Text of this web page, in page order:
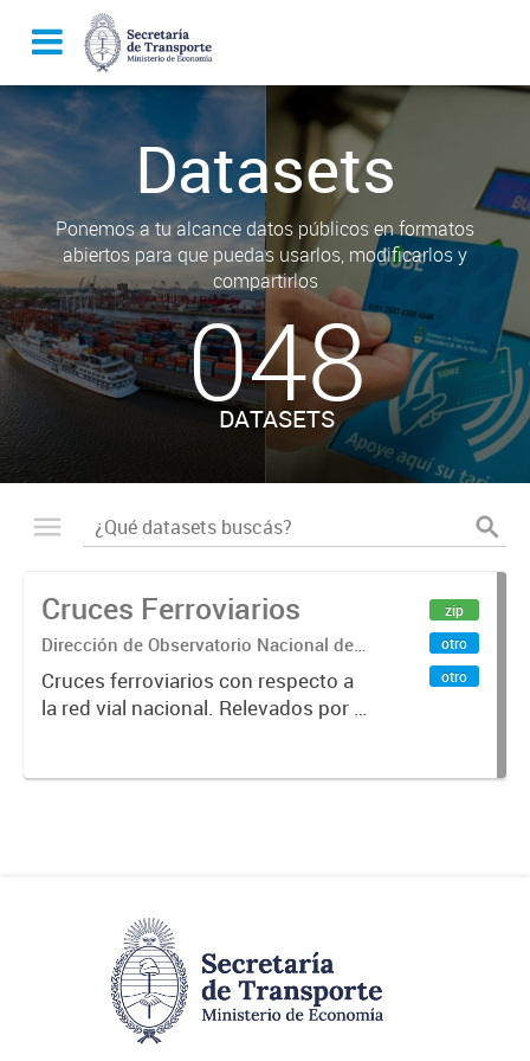
Datasets
Ponemos a tu alcance datos públicos en formatos
abiertos para que puedas usarlos, modificarlos y
compartirlos
048
DATASETS
Cruces Ferroviarios
Dirección de Observatorio Nacional de
Transporte
Cruces ferroviarios con respecto a
la red vial nacional. Relevados por la
zip
otro
otro